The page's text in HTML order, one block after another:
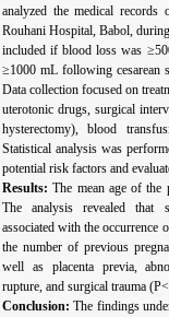
analyzed the medical
Rouhani Hospital, Babol,
included if blood loss was
≥1000 mL following
Data collection focused on
uterotonic drugs, surgical
hysterectomy), blood
Statistical analysis was
potential risk factors and
Results: The mean age of
The analysis revealed
associated with the
the number of previous
well as placenta previa,
rupture, and surgical trauma
Conclusion: The findings